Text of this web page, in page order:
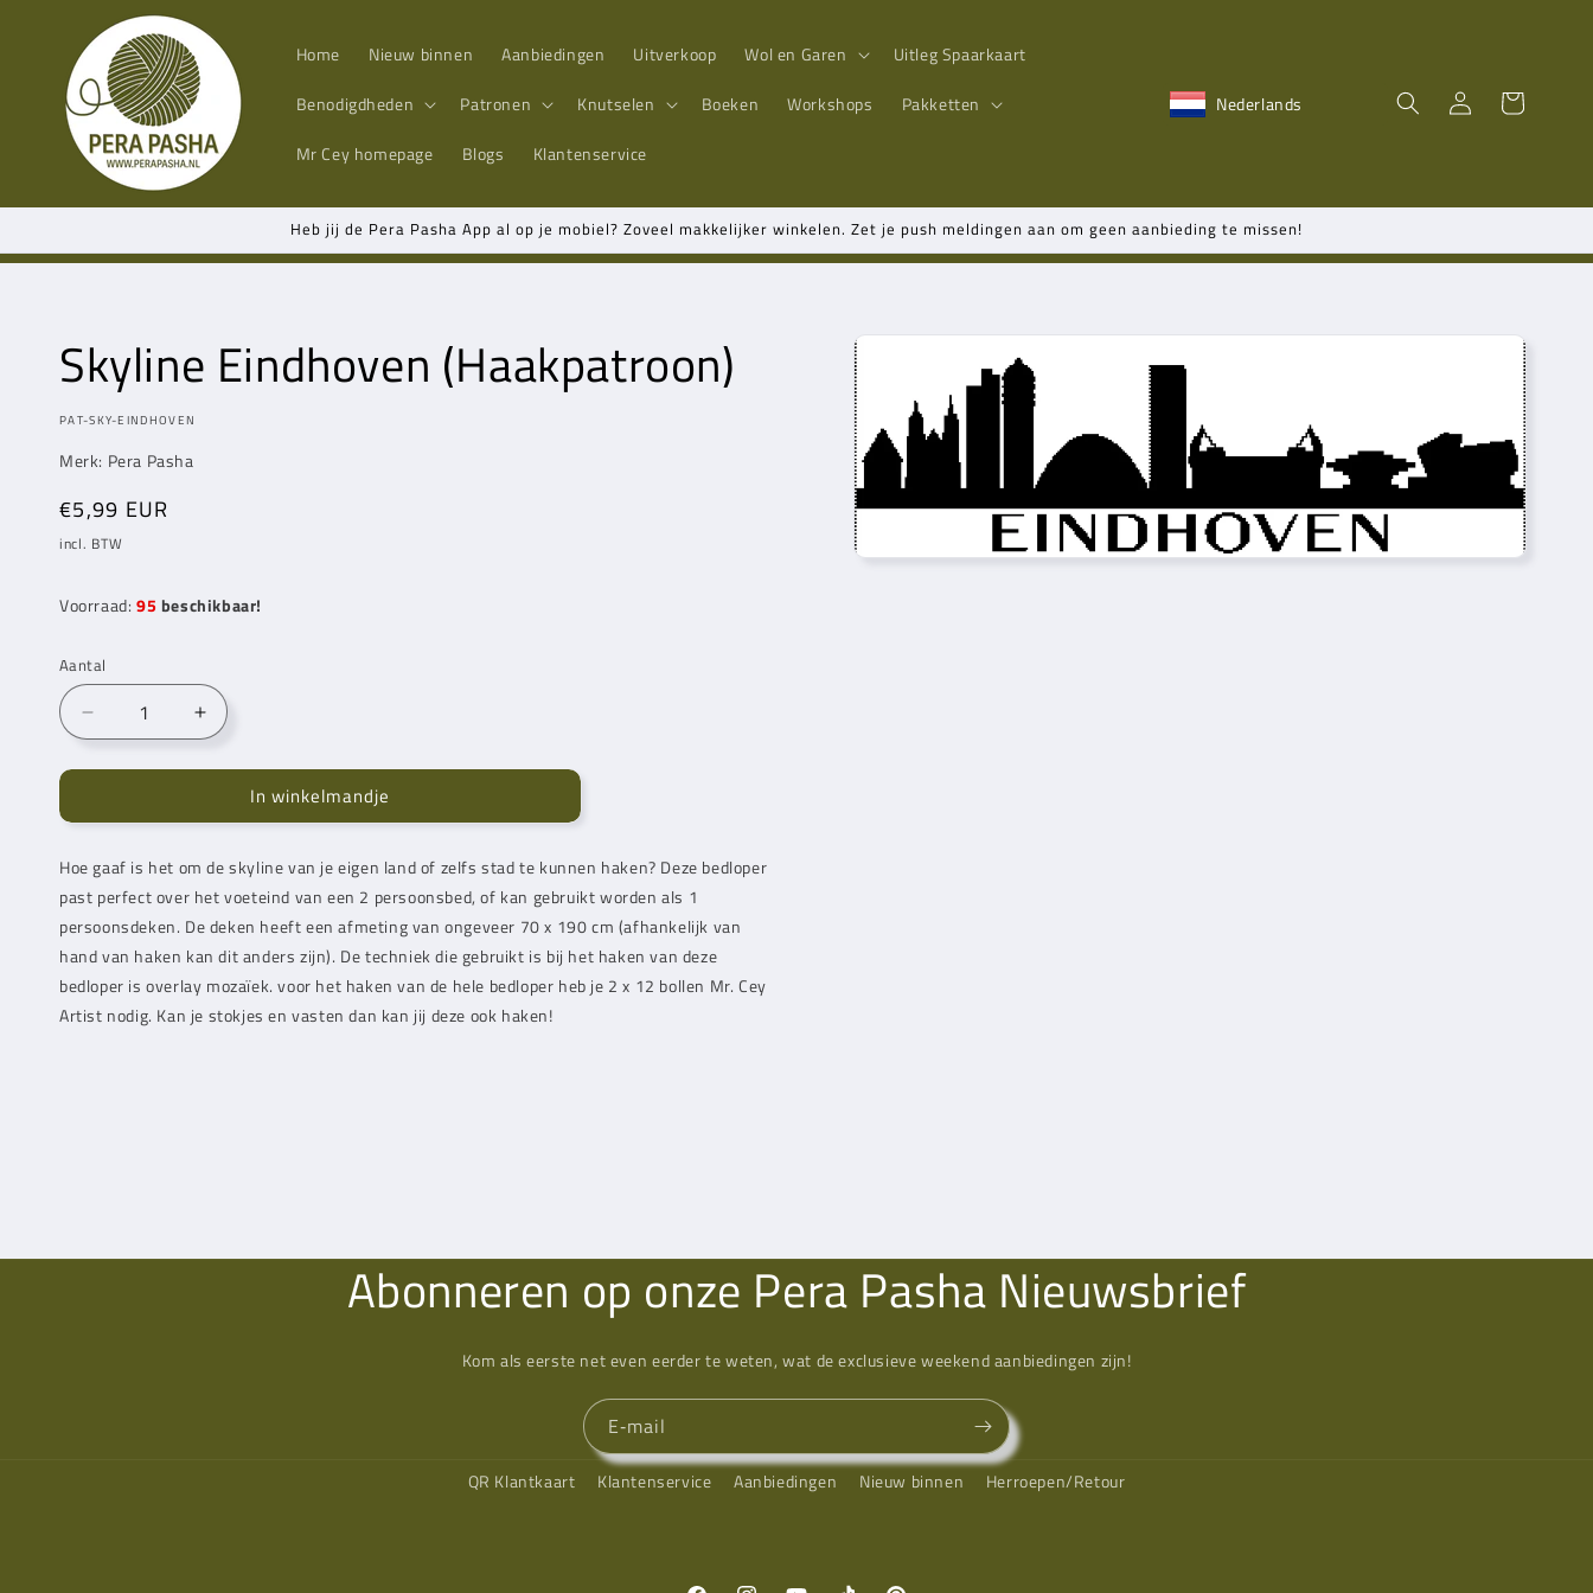
content Home Nieuw binnen Aanbiedingen Uitverkoop Wol en Garen
Uitleg Spaarkaart
Benodigdheden
Patronen Knutselen Boeken Workshops
Pakketten
Mr Cey homepage Blogs Klantenservice
Nederlands InloggenWinkelwagen
Heb jij de Pera Pasha App al op je mobiel? Zoveel makkelijker winkelen. Zet je push meldingen aan om geen aanbieding te missen!
productinformatie
Skyline Eindhoven (Haakpatroon)
MODEL:
PAT-SKY-EINDHOVEN
Merk: Pera Pasha
Normale
prijs
€5,99 EUR
incl. BTW
Voorraad: 95 beschikbaar!
Aantal
Aantal
verlagen
voor
Eindhoven
Aantal
verhogen
voor
Skyline
Eindhoven
In winkelmandje
Hoe gaaf is het om de skyline van je eigen land of zelfs stad te kunnen haken? Deze bedloper
past perfect over het voeteind van een 2 persoonsbed, of kan gebruikt worden als 1
persoonsdeken. De deken heeft een afmeting van ongeveer 70 x 190 cm (afhankelijk van
hand van haken kan dit anders zijn). De techniek die gebruikt is bij het haken van deze
bedloper is overlay mozaïek. voor het haken van de hele bedloper heb je 2 x 12 bollen Mr. Cey
Artist nodig. Kan je stokjes en vasten dan kan jij deze ook haken!
Abonneren op onze Pera Pasha Nieuwsbrief
Kom als eerste net even eerder te weten, wat de exclusieve weekend aanbiedingen zijn!
E‑mail
QR Klantkaart Klantenservice Aanbiedingen Nieuw binnen Herroepen/Retour